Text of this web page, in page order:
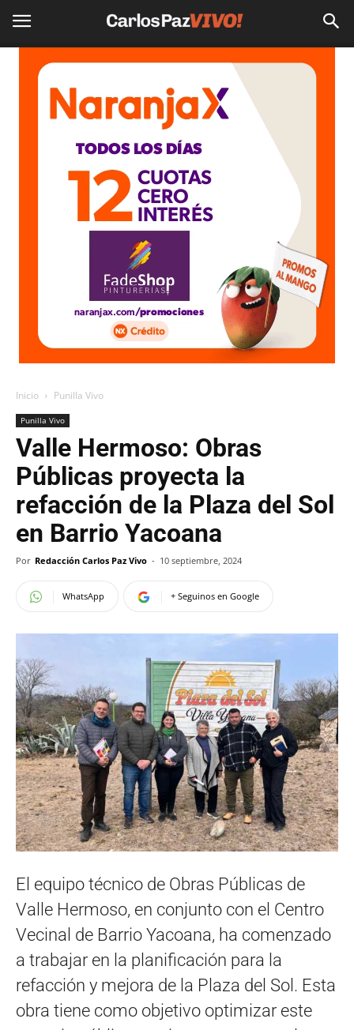
Inicio Punilla Vivo
Punilla Vivo
Valle Hermoso: Obras
Públicas proyecta la
refacción de la Plaza del Sol
en Barrio Yacoana
Por Redacción Carlos Paz Vivo - 10 septiembre, 2024
WhatsApp + Seguinos en Google
El equipo técnico de Obras Públicas de
Valle Hermoso, en conjunto con el Centro
Vecinal de Barrio Yacoana, ha comenzado
a trabajar en la planificación para la
refacción y mejora de la Plaza del Sol. Esta
obra tiene como objetivo optimizar este